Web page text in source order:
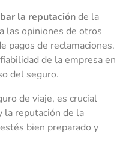
la reputaciónde la
las opiniones de otros
pagos de reclamaciones.
de la empresa en
del seguro.
de viaje, es crucial
la reputación de la
bien preparado y